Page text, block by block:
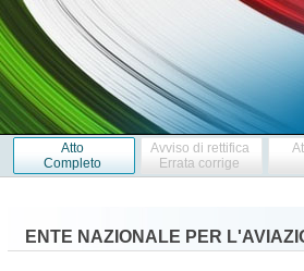
Atto
Completo
Avviso di rettifica
Errata corrige
ENTE NAZIONALE PER